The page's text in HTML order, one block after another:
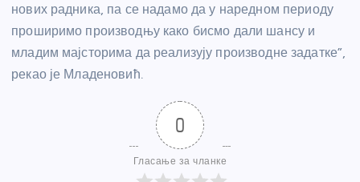
нових радника, па се надамо да у наредном периоду
проширимо производњу како бисмо дали шансу и
младим мајсторима да реализују производне задатке”,
рекао је Младеновић.
0
Гласање за чланке